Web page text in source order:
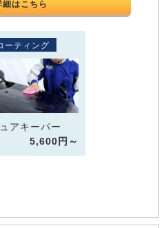
細はこちら
ーティング
アキーパー
5,600円～